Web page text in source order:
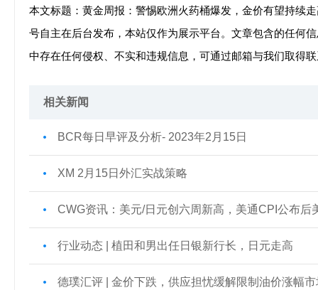
本文标题：黄金周报：警惕欧洲火药桶爆发，金价有望持续
号自主在后台发布，本站仅作为展示平台。文章包含的任何
中存在任何侵权、不实和违规信息，可通过邮箱与我们取得
相关新闻
BCR每日早评及分析- 2023年2月15日
XM 2月15日外汇实战策略
CWG资讯：美元/日元创六周新高，美通CPI公布后
行业动态 | 植田和男出任日银新行长，日元走高
德璞汇评 | 金价下跌，供应担忧缓解限制油价涨幅